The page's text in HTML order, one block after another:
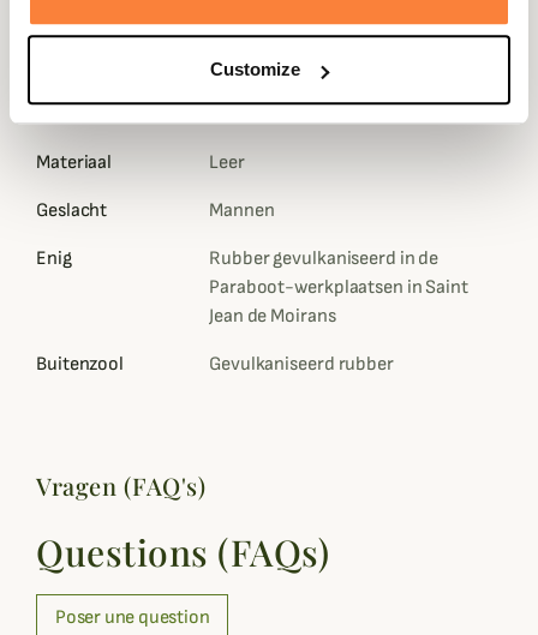
Customize
schoenen
Bruin
Materiaal Leer
Geslacht Mannen
Enig
Rubber gevulkaniseerd in de
Paraboot-werkplaatsen in Saint
Jean de Moirans
Buitenzool Gevulkaniseerd rubber
Vragen (FAQ's)
Questions (FAQs)
Poser une question